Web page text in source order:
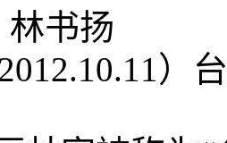
书扬
2012.10.11）